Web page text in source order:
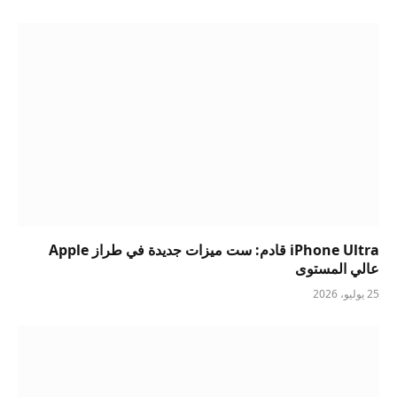
iPhone Ultra قادم: ست ميزات جديدة في طراز Apple
عالي المستوى
25 يوليو، 2026